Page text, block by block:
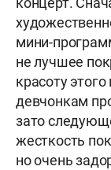
мини-
не лучшее
красоту
девчонкам
зато
жесткость
но очень